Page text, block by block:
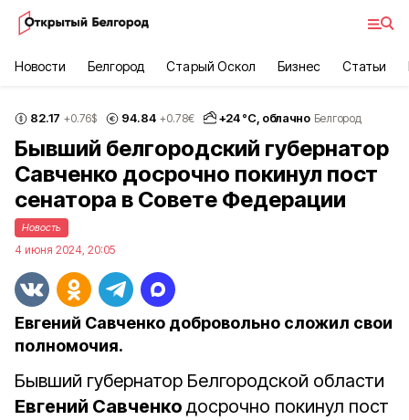
Новости Белгород Старый Оскол Бизнес Статьи
82.17 +0.76$ 94.84 +0.78€ +24°С, облачно Белгород
Бывший белгородский губернатор
Савченко досрочно покинул пост
сенатора в Совете Федерации
Новость
4 июня 2024, 20:05
Евгений Савченко добровольно сложил свои
полномочия.
Бывший губернатор Белгородской области
Евгений Савченко досрочно покинул пост